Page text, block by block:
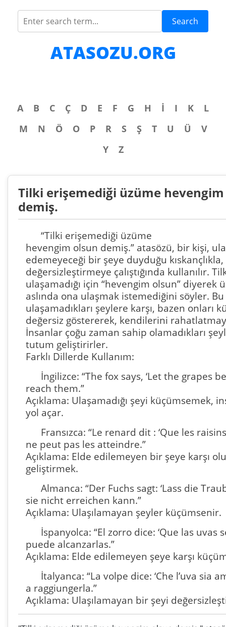
Search
ATASOZU.ORG
A B C Ç D E F G H İ I K
L
M
N Ö O P R S Ş T U Ü
V
Y
Z
Tilki erişemediği üzüme
demiş.
“Tilki erişemediği üzüme
hevengim olsun demiş.” atasözü, bir kişi,
edemeyeceği bir şeye duyduğu
değersizleştirmeye çalıştığında kullanılır.
ulaşamadığı için “hevengim olsun”
aslında ona ulaşmak istemediğini söyler.
ulaşamadıkları şeylere karşı, bazen onları
değersiz göstererek, kendilerini
İnsanlar çoğu zaman sahip olamadıkları
tutum geliştirirler.
Farklı Dillerde Kullanım:
İngilizce: “The fox says, ‘Let the grapes
reach them.”
Açıklama: Ulaşamadığı şeyi küçümsemek,
yol açar.
Fransızca: “Le renard dit : ‘Que les
ne peut pas les atteindre.”
Açıklama: Elde edilemeyen bir şeye karşı
geliştirmek.
Almanca: “Der Fuchs sagt: ‘Lass die
sie nicht erreichen kann.”
Açıklama: Ulaşılamayan şeyler küçümsenir.
İspanyolca: “El zorro dice: ‘Que las uvas
puede alcanzarlas.”
Açıklama: Elde edilemeyen şeye karşı
İtalyanca: “La volpe dice: ‘Che l’uva sia
a raggiungerla.”
Açıklama: Ulaşılamayan bir şeyi